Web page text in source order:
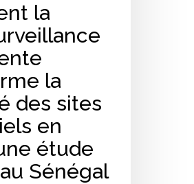
la
la
des sites
en
étude
Sénégal